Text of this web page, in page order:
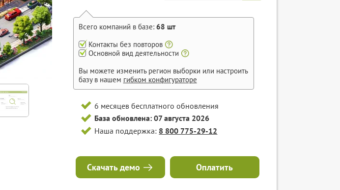
Всего компаний в базе: 68 шт
Контакты без повторов
Основной вид деятельности
Вы можете изменить регион выборки или настроить
базу в нашем гибком конфигураторе
6 месяцев бесплатного обновления
База обновлена: 07 августа 2026
Наша поддержка: 8 800 775-29-12
Скачать демо Оплатить